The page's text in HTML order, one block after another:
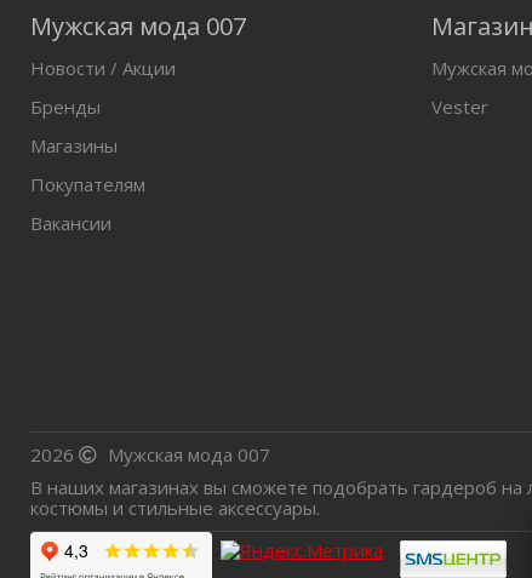
Мужская мода 007
Новости / Акции
Бренды
Магазины
Покупателям
Вакансии
Мужская
Vester
2026
Мужская мода 007
В наших магазинах вы сможете подобрать гардероб
костюмы и стильные аксессуары.